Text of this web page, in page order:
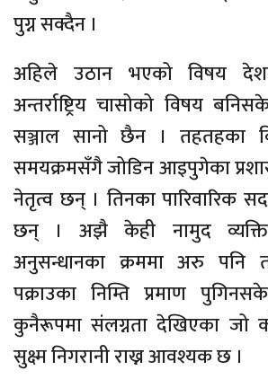
पुग्न सक्दैन ।
अहिले उठान भएको विषय
अन्तर्राष्ट्रिय चासोको विषय
सञ्जाल सानो छैन । तहतहका
समयक्रमसँगै जोडिन आइपुगेका
नेतृत्व छन् । तिनका पारिवारिक
छन् । अझै केही नामुद
अनुसन्धानका क्रममा अरु पनि
पक्राउका निम्ति प्रमाण
कुनैरूपमा संलग्नता देखिएका जो
सुक्ष्म निगरानी राख्न आवश्यक छ ।